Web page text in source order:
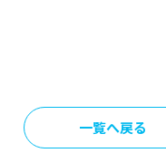
一覧へ戻る